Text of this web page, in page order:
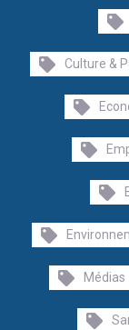
Culture &
Médias